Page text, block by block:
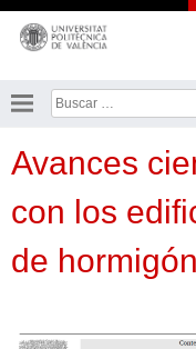
Saltar
contenido
Buscar:
Avances
con los
de